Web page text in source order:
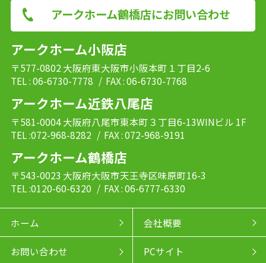
アークホーム鶴橋店にお問い合わせ
アークホーム小阪店
〒577-0802 大阪府東大阪市小阪本町１丁目2-6
TEL : 06-6730-7778 / FAX : 06-6730-7768
アークホーム近鉄八尾店
〒581-0004 大阪府八尾市東本町３丁目6-13WINビル 1F
TEL :072-968-8282 / FAX : 072-968-9191
アークホーム鶴橋店
〒543-0023 大阪府大阪市天王寺区味原町16-3
TEL :0120-60-6320 / FAX : 06-6777-6330
ホーム 会社概要
お問い合わせ PCサイト